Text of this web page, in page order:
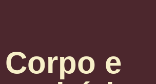
Corpo e